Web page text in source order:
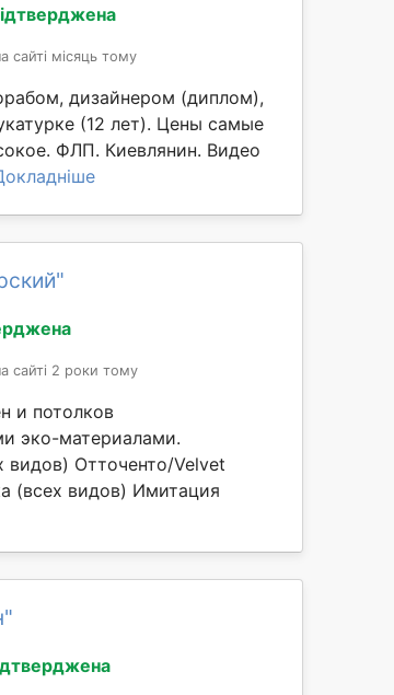
сайті місяць тому
дизайнером (диплом),
(12 лет). Цены самые
ФЛП. Киевлянин. Видео
сайті 2 роки тому
и потолков
эко-материалами.
видов) Отточенто/Velvet
(всех видов) Имитация